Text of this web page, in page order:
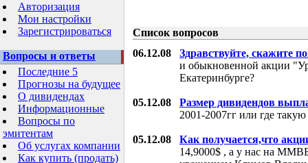
Авторизация
Мои настройки
Зарегистрироваться
Вопросы и ответы
Последние 5
Прогнозы на будущее
О дивидендах
Информационные
Вопросы по
эмитентам
Об услугах компании
Как купить (продать)
Список вопросов
06.12.08 Здравствуйте, скажите
и обыкновенной акции
Екатеринбурге?
05.12.08
Размер дивидендов
2001-2007гг или где
05.12.08
Как получается,что
14,9000$ , а у нас на